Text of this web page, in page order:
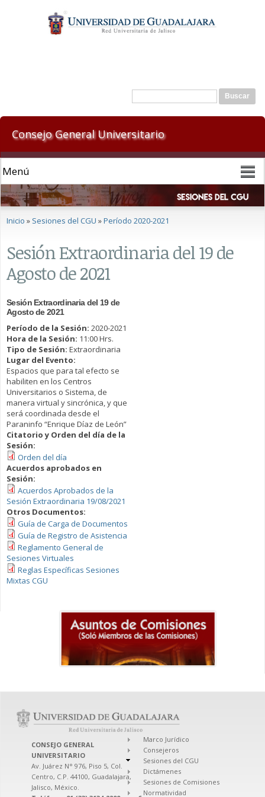
contenido
principal
Formulario de búsqueda
Buscar
Consejo General Universitario
Se encuentra usted aquí
Inicio » Sesiones del CGU »Período 2020-2021
Sesión Extraordinaria del 19 de
Agosto de 2021
Sesión Extraordinaria del 19 de
Agosto de 2021
Período de la Sesión: 2020-2021
Hora de la Sesión: 11:00 Hrs.
Tipo de Sesión: Extraordinaria
Lugar del Evento:
Espacios que para tal efecto se
habiliten en los Centros
Universitarios o Sistema, de
manera virtual y sincrónica, y que
será coordinada desde el
Paraninfo “Enrique Díaz de León”
Citatorio y Orden del día de la
Sesión:
Orden del día
Acuerdos aprobados en
Sesión:
Acuerdos Aprobados de la
Sesión Extraordinaria 19/08/2021
Otros Documentos:
Guía de Carga de Documentos
Guía de Registro de Asistencia
Reglamento General de
Sesiones Virtuales
Reglas Específicas Sesiones
Mixtas CGU
CONSEJO GENERAL
UNIVERSITARIO
Av. Juárez N° 976, Piso 5, Col.
Centro, C.P. 44100, Guadalajara,
Jalisco, México.
Marco Jurídico
Consejeros
Sesiones del CGU
Dictámenes
Sesiones de Comisiones
Normatividad